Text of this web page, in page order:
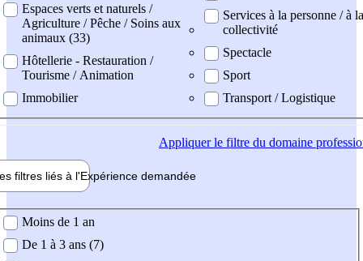
Espaces verts et naturels /
Agriculture / Pêche / Soins aux
animaux (33)
Hôtellerie - Restauration /
Tourisme / Animation
Immobilier
Services à la personne / à la
collectivité
Spectacle
Sport
Transport / Logistique
Appliquerle filtre du domaine
filtres liés à l'Expérience demandée
demandée
Moins de 1 an
De 1 à 3 ans (7)